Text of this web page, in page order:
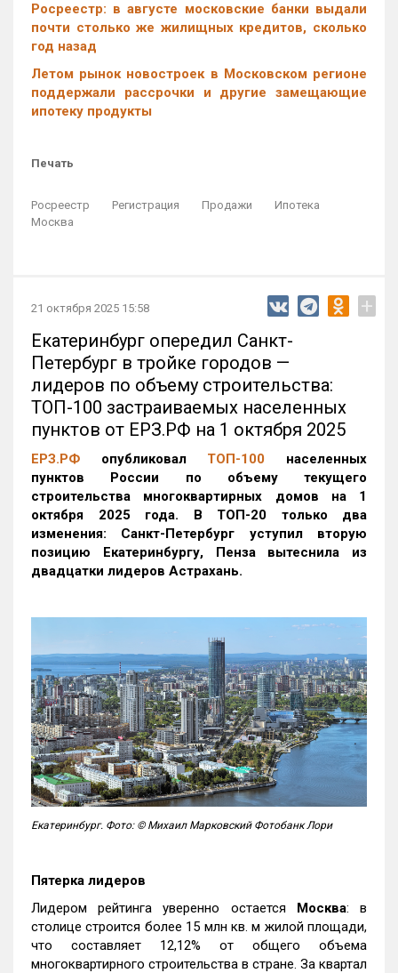
Росреестр: в августе московские банки выдали
почти столько же жилищных кредитов, сколько
год назад
Летом рынок новостроек в Московском регионе
поддержали рассрочки и другие замещающие
ипотеку продукты
Печать
Росреестр Регистрация Продажи
Ипотека
Москва
21 октября 2025 15:58 +
Екатеринбург опередил Санкт-
Петербург в тройке городов —
лидеров по объему строительства:
ТОП-100 застраиваемых населенных
пунктов от ЕРЗ.РФ на 1 октября 2025
ЕРЗ.РФ опубликовал ТОП-100 населенных
пунктов России по объему текущего
строительства многоквартирных домов на 1
октября 2025 года. В ТОП-20 только два
изменения: Санкт-Петербург уступил вторую
позицию Екатеринбургу, Пенза вытеснила из
двадцатки лидеров Астрахань.
Екатеринбург. Фото: © Михаил Марковский Фотобанк Лори
Пятерка лидеров
Лидером рейтинга уверенно остается Москва: в
столице строится более 15 млн кв. м жилой площади,
что составляет 12,12% от общего объема
многоквартирного строительства в стране. За квартал